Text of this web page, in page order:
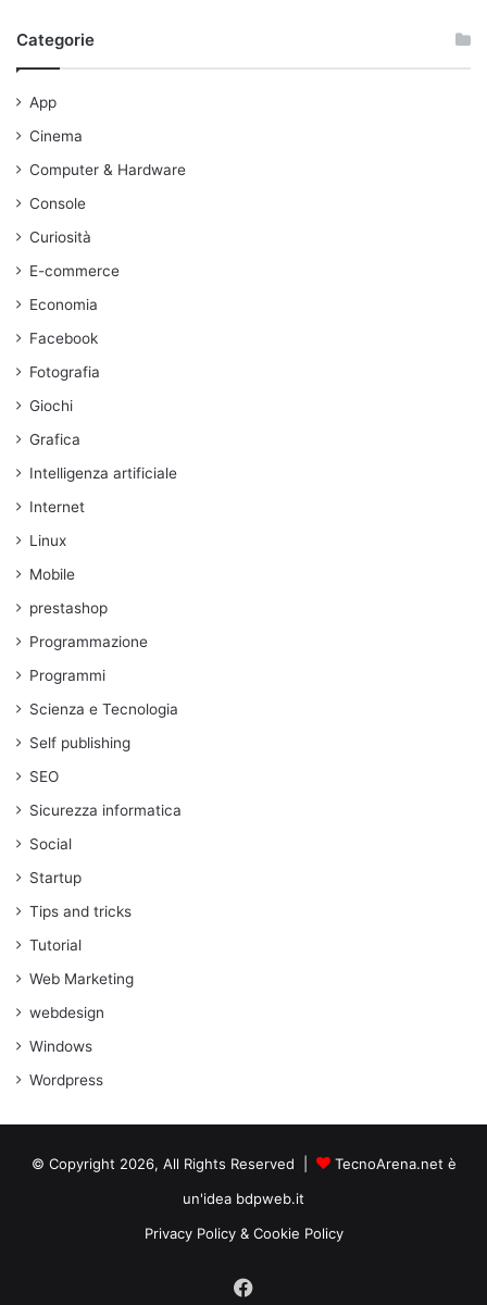
Categorie
App
Cinema
Computer & Hardware
Console
Curiosità
E-commerce
Economia
Facebook
Fotografia
Giochi
Grafica
Intelligenza artificiale
Internet
Linux
Mobile
prestashop
Programmazione
Programmi
Scienza e Tecnologia
Self publishing
SEO
Sicurezza informatica
Social
Startup
Tips and tricks
Tutorial
Web Marketing
webdesign
Windows
Wordpress
© Copyright 2026, All Rights Reserved |
TecnoArena.net è
un'idea bdpweb.it
Privacy Policy & Cookie Policy